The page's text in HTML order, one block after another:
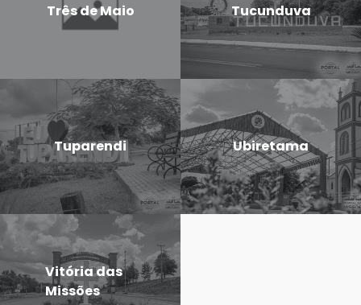
Três de Maio Tucunduva
Tuparendi Ubiretama
Vitória das
Missões